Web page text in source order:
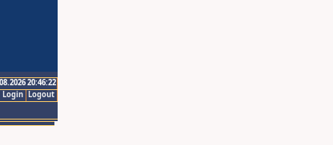
20:46:22
Logout
Login